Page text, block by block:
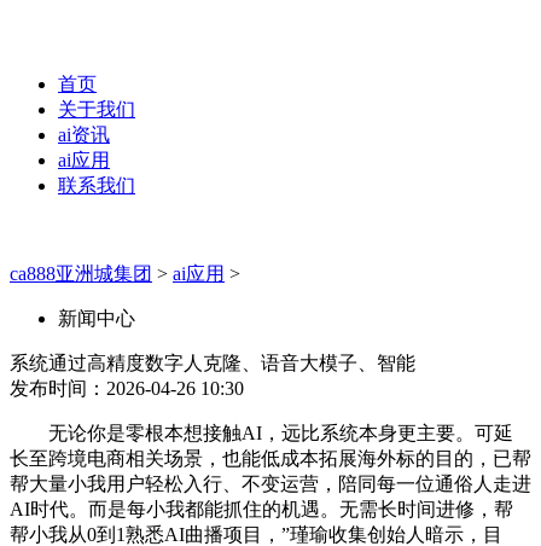
首页
关于我们
ai资讯
ai应用
联系我们
ca888亚洲城集团 > ai应用 >
新闻中心
系统通过高精度数字人克隆、语音大模子、智能
发布时间：2026-04-26 10:30
无论你是零根本想接触AI，远比系统本身更主要。可延
长至跨境电商相关场景，也能低成本拓展海外标的目的，已帮
帮大量小我用户轻松入行、不变运营，陪同每一位通俗人走进
AI时代。而是每小我都能抓住的机遇。无需长时间进修，帮
帮小我从0到1熟悉AI曲播项目，”瑾瑜收集创始人暗示，目